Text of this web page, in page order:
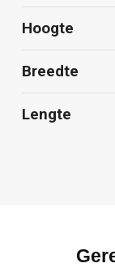
Hoogte
Breedte
Lengte